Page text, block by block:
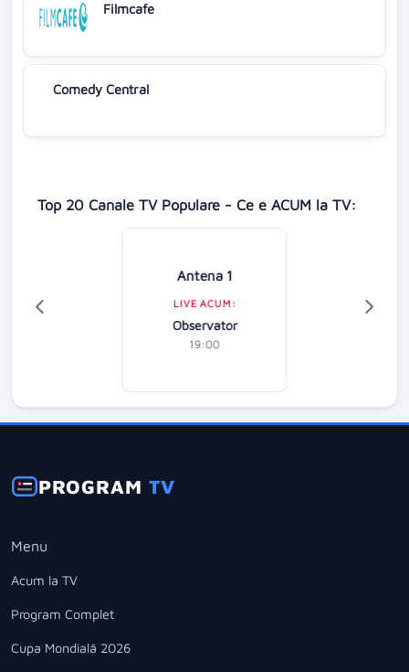
Filmcafe
Comedy Central
Top 20 Canale TV Populare - Ce e ACUM la TV:
Antena 1
LIVE ACUM:
Observator
19:00
PROGRAMTV
Menu
Acum la TV
Program Complet
Cupa Mondială 2026